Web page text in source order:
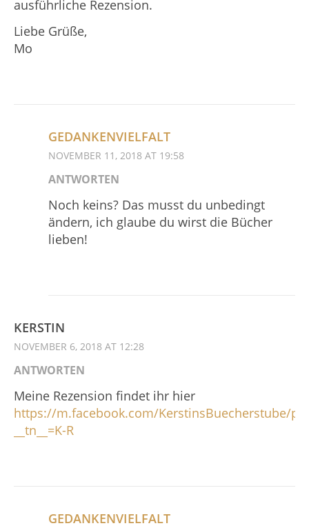
ausführliche Rezension.
Liebe Grüße,
Mo
GEDANKENVIELFALT
NOVEMBER 11, 2018 AT 19:58
ANTWORTEN
Noch keins? Das musst du unbedingt
ändern, ich glaube du wirst die Bücher
lieben!
KERSTIN
NOVEMBER 6, 2018 AT 12:28
ANTWORTEN
Meine Rezension findet ihr hier
https://m.facebook.com/KerstinsBuecherstube/
__tn__=K-R
GEDANKENVIELFALT